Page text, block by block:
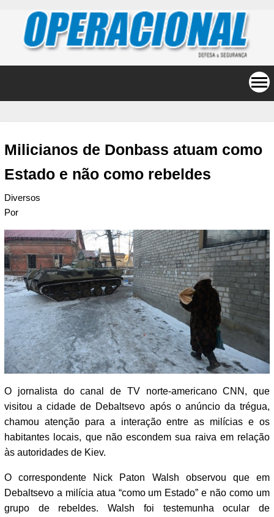
Milicianos de Donbass atuam como
Estado e não como rebeldes
Diversos
Por
O jornalista do canal de TV norte-americano CNN, que
visitou a cidade de Debaltsevo após o anúncio da trégua,
chamou atenção para a interação entre as milícias e os
habitantes locais, que não escondem sua raiva em relação
às autoridades de Kiev.
O correspondente Nick Paton Walsh observou que em
Debaltsevo a milícia atua “como um Estado” e não como um
grupo de rebeldes. Walsh foi testemunha ocular de